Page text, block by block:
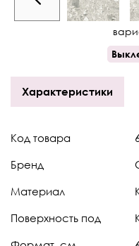
Характеристики
Код товара
Бренд
Материал
Поверхность под